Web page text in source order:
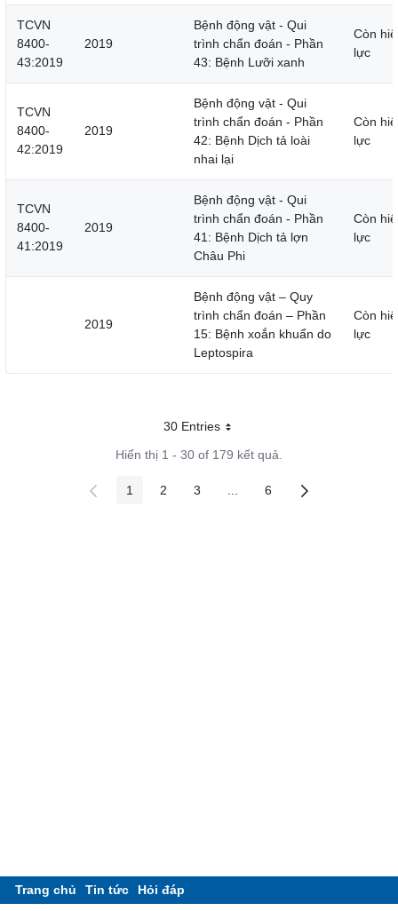
TCVN
8400-
43:2019
2019
Bệnh động vật - Qui
trình chẩn đoán - Phần
43: Bệnh Lưỡi xanh
Còn
lực
TCVN
8400-
42:2019
2019
Bệnh động vật - Qui
trình chẩn đoán - Phần
42: Bệnh Dịch tả loài
nhai lại
Còn
lực
TCVN
8400-
41:2019
2019
Bệnh động vật - Qui
trình chẩn đoán - Phần
41: Bệnh Dịch tả lợn
Châu Phi
Còn
lực
2019
Bệnh động vật – Quy
trình chẩn đoán – Phần
15: Bệnh xoắn khuẩn do
Leptospira
Còn
lực
30 EntriesMỗi trang
Hiển thị 1 - 30 of 179 kết quả.
Các trang trên cổng
1 Các trang trên cổng
2 Các trang trên cổng
3 Các trang trung gian
Các trang trên cổng
6
Trang chủ Tin tức
Hỏi đáp